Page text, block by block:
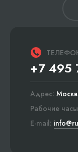
+7 495
Адрес:
Рабочие
E-mail: